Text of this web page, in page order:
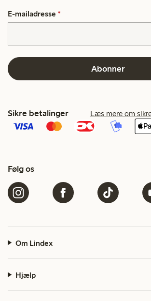
E-mailadresse *
Abonner
Sikre betalinger Læs mere om
Følg os
Om Lindex
Hjælp